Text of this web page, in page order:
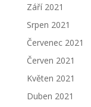
Září 2021
Srpen 2021
Červenec 2021
Červen 2021
Květen 2021
Duben 2021